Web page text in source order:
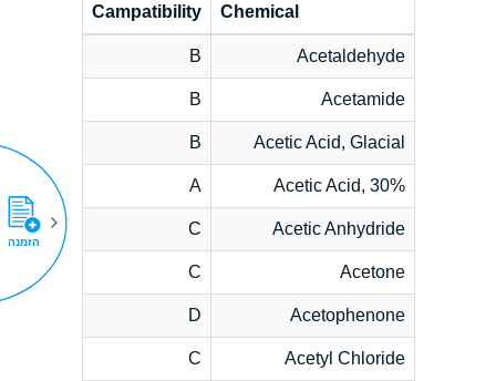
Chemical
Campatibility
Acetaldehyde
B
Acetamide
B
Acetic Acid, Glacial
B
Acetic Acid, 30%
A
Acetic Anhydride
C
Acetone
C
Acetophenone
D
Acetyl Chloride
C
הזמנה